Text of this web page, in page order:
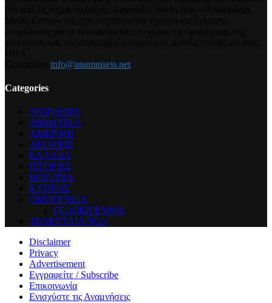
info@anamniseis.net
Categories
SPONSORS
ΑΘΛΗΤΙΚΑ
ΑΜΕΡΙΚΗ
ΑΠΟΨΕΙΣ
ΕΛΛΑΔΑ
ΙΣΤΟΡΙΕΣ
ΚΟΥΖΙΝΑ
ΚΥΠΡΟΣ
ΟΜΟΓΕΝΕΙΑ
ΓΕΛΟΙΟΓΡΑΦΙΑ
ΤΕΛΕΥΤΑΙΑ ΝΕΑ
Disclaimer
Privacy
Advertisement
Εγγραφείτε / Subscribe
Επικοινωνία
Ενισχύστε τις Αναμνήσεις